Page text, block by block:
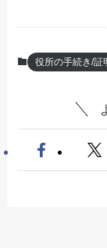
役所の手続き/証